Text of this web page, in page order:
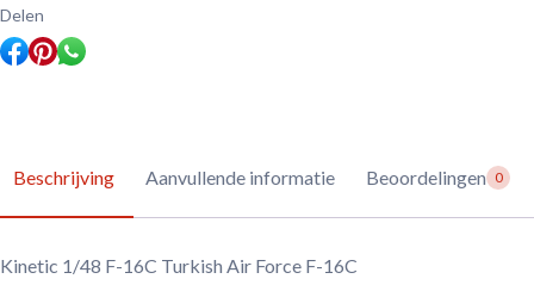
Force
F-
16C
aantal
Delen
Beschrijving Aanvullende informatie Beoordelingen 0
Kinetic 1/48 F-16C Turkish Air Force F-16C